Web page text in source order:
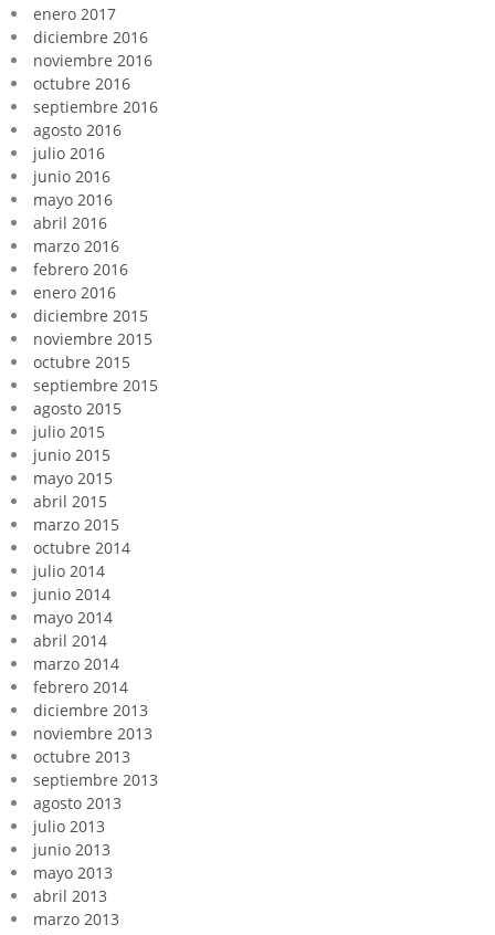
enero 2017
diciembre 2016
noviembre 2016
octubre 2016
septiembre 2016
agosto 2016
julio 2016
junio 2016
mayo 2016
abril 2016
marzo 2016
febrero 2016
enero 2016
diciembre 2015
noviembre 2015
octubre 2015
septiembre 2015
agosto 2015
julio 2015
junio 2015
mayo 2015
abril 2015
marzo 2015
octubre 2014
julio 2014
junio 2014
mayo 2014
abril 2014
marzo 2014
febrero 2014
diciembre 2013
noviembre 2013
octubre 2013
septiembre 2013
agosto 2013
julio 2013
junio 2013
mayo 2013
abril 2013
marzo 2013